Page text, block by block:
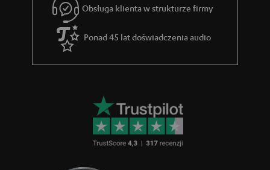
Obsługa klienta w strukturze firmy
Ponad 45 lat doświadczenia audio